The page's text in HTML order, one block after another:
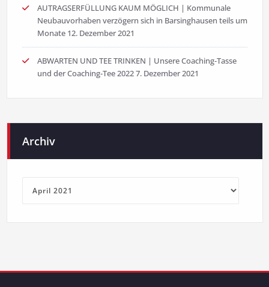
AUTRAGSERFÜLLUNG KAUM MÖGLICH | Kommunale
Neubauvorhaben verzögern sich in Barsinghausen teils um
Monate 12. Dezember 2021
ABWARTEN UND TEE TRINKEN | Unsere Coaching-Tasse
und der Coaching-Tee 20227. Dezember 2021
Archiv